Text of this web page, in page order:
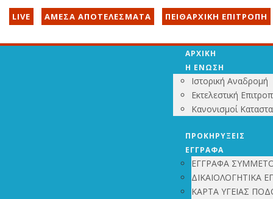
LIVE ΑΜΕΣΑ ΑΠΟΤΕΛΕΣΜΑΤΑ ΠΕΙΘΑΡΧΙΚΗ ΕΠΙΤΡΟΠΗ
ΑΡΧΙΚΗ
Η ΕΝΩΣΗ
Ιστορική Αναδρομή
Εκτελεστική
Κανονισμοί
ΠΡΟΚΗΡΥΞΕΙΣ
ΕΓΓΡΑΦΑ
ΕΓΓΡΑΦΑ
ΔΙΚΑΙΟΛΟΓΗΤΙΚΑ
ΚΑΡΤΑ ΥΓΕΙΑΣ